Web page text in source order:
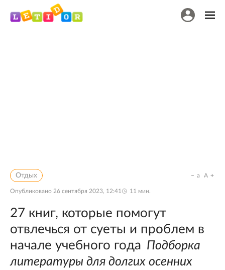
Отдых
Опубликовано 26 сентября 2023, 12:41 11 мин.
a A
27 книг, которые помогут
отвлечься от суеты и проблем в
начале учебного года Подборка
литературы для долгих осенних